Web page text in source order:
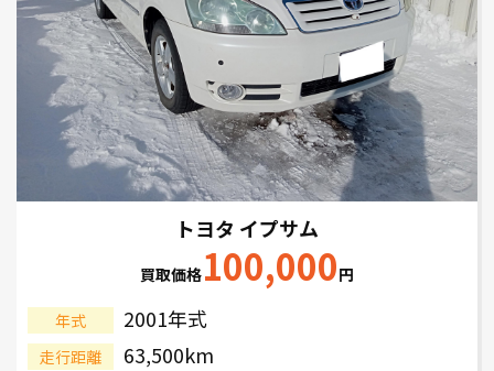
トヨタ イプサム
買取価格100,000円
年式 2001年式
走行距離 63,500km